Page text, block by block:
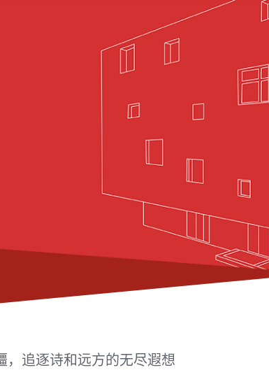
专栏聚焦 信息化门户
，追逐诗和远方的无尽遐想